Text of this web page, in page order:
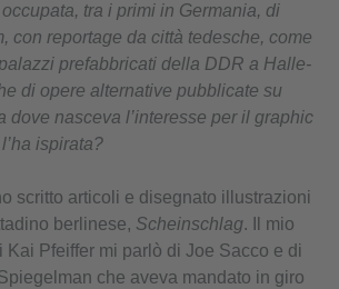
tra i primi in Germania, di
con reportage da città tedesche, come
prefabbricati della DDR a Halle-
di opere alternative pubblicate su
dove nasceva l’interesse per il graphic
ispirata?
scritto articoli e disegnato illustrazioni
berlinese, Scheinschlag. Il mio
Kai Pfeiffer mi parlò di Joe Sacco e di
che aveva mandato in giro